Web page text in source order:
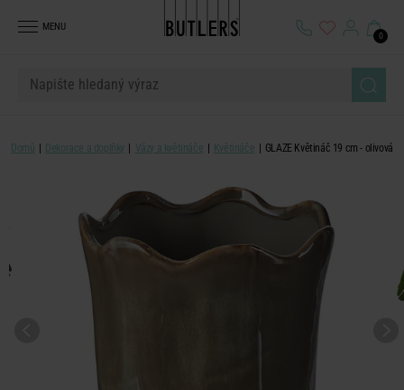
MENU
0
Domů Dekorace a doplňky Vázy a květináče Květináče GLAZE Květináč 19 cm - olivová